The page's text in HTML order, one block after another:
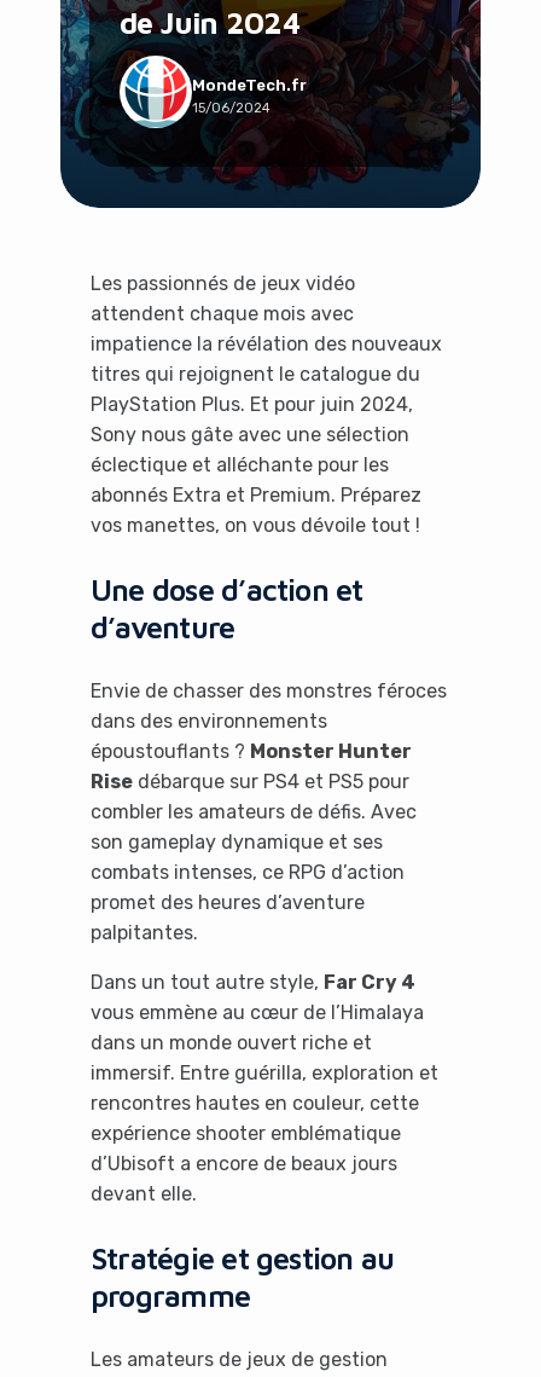
de Juin 2024
MondeTech.fr
15/06/2024
Les passionnés de jeux vidéo
attendent chaque mois avec
impatience la révélation des nouveaux
titres qui rejoignent le catalogue du
PlayStation Plus. Et pour juin 2024,
Sony nous gâte avec une sélection
éclectique et alléchante pour les
abonnés Extra et Premium. Préparez
vos manettes, on vous dévoile tout !
Une dose d’action et
d’aventure
Envie de chasser des monstres féroces
dans des environnements
époustouflants ? Monster Hunter
Risedébarque sur PS4 et PS5 pour
combler les amateurs de défis. Avec
son gameplay dynamique et ses
combats intenses, ce RPG d’action
promet des heures d’aventure
palpitantes.
Dans un tout autre style, Far Cry 4
vous emmène au cœur de l’Himalaya
dans un monde ouvert riche et
immersif. Entre guérilla, exploration et
rencontres hautes en couleur, cette
expérience shooter emblématique
d’Ubisoft a encore de beaux jours
devant elle.
Stratégie et gestion au
programme
Les amateurs de jeux de gestion
Social & Communauté
Tech & Développement
Travail & Productivité
Voyage